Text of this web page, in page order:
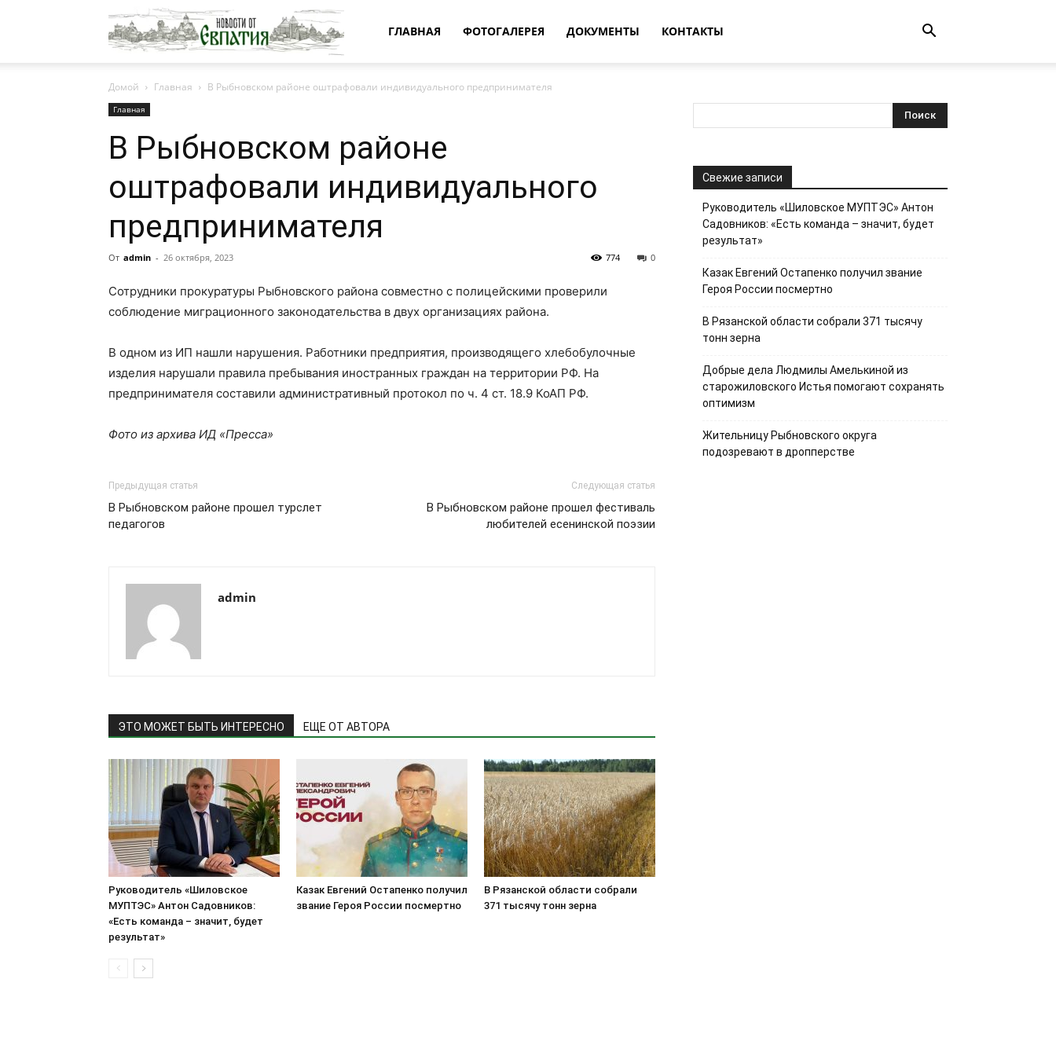
Новости
от
Евпатия
ГЛАВНАЯ ФОТОГАЛЕРЕЯ ДОКУМЕНТЫ КОНТАКТЫ
Домой Главная В Рыбновском районе оштрафовали индивидуального предпринимателя
Главная
В Рыбновском районе
оштрафовали индивидуального
предпринимателя
От admin - 26 октября, 2023 0
774
Сотрудники прокуратуры Рыбновского района совместно с полицейскими проверили
соблюдение миграционного законодательства в двух организациях района.
В одном из ИП нашли нарушения. Работники предприятия, производящего хлебобулочные
изделия нарушали правила пребывания иностранных граждан на территории РФ. На
предпринимателя составили административный протокол по ч. 4 ст. 18.9 КоАП РФ.
Фото из архива ИД «Пресса»
Предыдущая статья
В Рыбновском районе прошел турслет
педагогов
Следующая статья
В Рыбновском районе прошел фестиваль
любителей есенинской поэзии
admin
ЭТО МОЖЕТ БЫТЬ ИНТЕРЕСНО ЕЩЕ ОТ АВТОРА
Руководитель «Шиловское
МУПТЭС» Антон Садовников:
«Есть команда – значит, будет
результат»
Казак Евгений Остапенко получил
звание Героя России посмертно
В Рязанской области собрали
371 тысячу тонн зерна
Свежие записи
Руководитель «Шиловское МУПТЭС» Антон
Садовников: «Есть команда – значит, будет
результат»
Казак Евгений Остапенко получил звание
Героя России посмертно
В Рязанской области собрали 371 тысячу
тонн зерна
Добрые дела Людмилы Амелькиной из
старожиловского Истья помогают сохранять
оптимизм
Жительницу Рыбновского округа
подозревают в дропперстве